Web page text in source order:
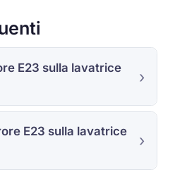
E23 sulla lavatrice
E23 sulla lavatrice